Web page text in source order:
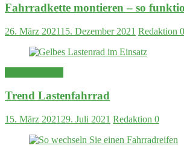
Fahrradkette montieren – so
26. März 202115. Dezember 2021 Redaktion 0
Trend Lastenfahrrad
15. März 2021 29. Juli 2021 Redaktion 0